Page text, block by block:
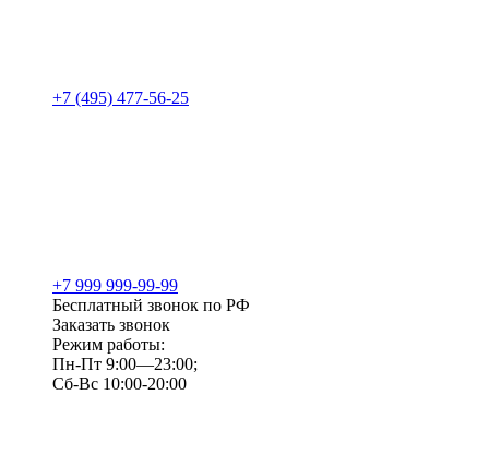
+7 (495) 477-56-25
+7 999 999-99-99
Бесплатный звонок по РФ
Заказать звонок
Режим работы:
Пн-Пт 9:00—23:00;
Сб-Вс 10:00-20:00